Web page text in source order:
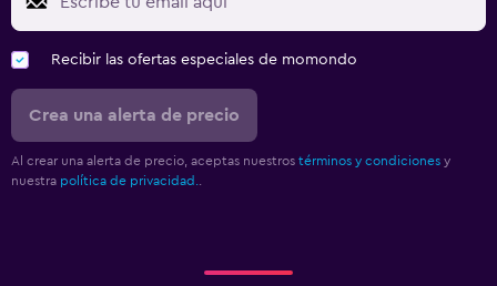
Recibir las ofertas especiales de momondo
Crea una alerta de precio
Al crear una alerta de precio, aceptas nuestros términos y condiciones y
nuestra política de privacidad.